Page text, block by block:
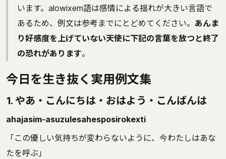
います。alowixem語は感情による揺れが大きい言語で
あるため、例文は参考までにとどめてください。 あんま
り好感度を上げていない天使に下記の言葉を放つと終了
の恐れがあります。
今日を生き抜く実用例文集
1. やあ・こんにちは・おはよう・こんばんは
ahajasim-asuzulesahesposirokexti
「この優しい気持ちが変わらないように、今わたしはあな
たを呼ぶ」